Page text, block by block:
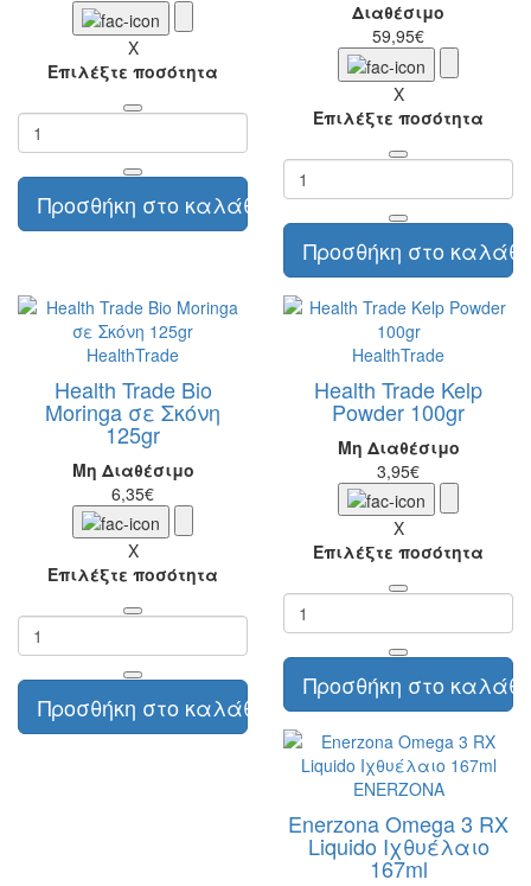
X
Επιλέξτε ποσότητα
Προσθήκη στο καλάθι
Διαθέσιμο
59,95€
X
Επιλέξτε ποσότητα
Προσθήκη στο καλάθι
HealthTrade
Health Trade Bio
Moringa σε Σκόνη
125gr
Μη Διαθέσιμο
6,35€
X
Επιλέξτε ποσότητα
Προσθήκη στο καλάθι
HealthTrade
Health Trade Kelp
Powder 100gr
Μη Διαθέσιμο
3,95€
X
Επιλέξτε ποσότητα
Προσθήκη στο καλάθι
ENERZONA
Enerzona Omega 3 RX
Liquido Ιχθυέλαιο
167ml